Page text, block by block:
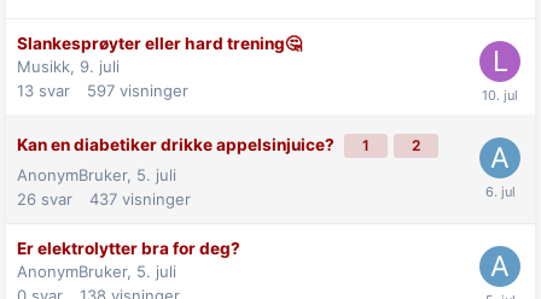
Slankesprøyter eller hard trening🤔
Musikk, 9. juli
13 svar 597 visninger
Kan en diabetiker drikke appelsinjuice? 1 2
AnonymBruker, 5. juli
26 svar 437 visninger
Er elektrolytter bra for deg?
AnonymBruker, 5. juli